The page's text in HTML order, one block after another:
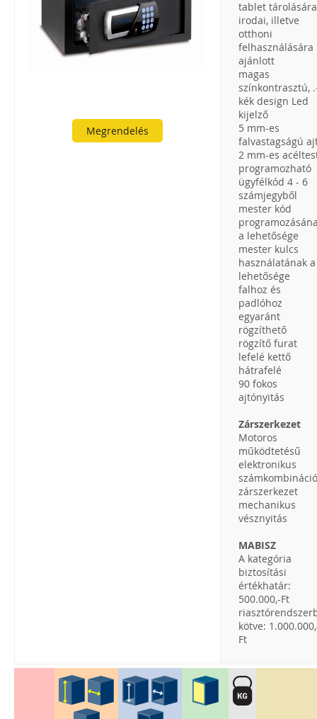
Megrendelés
tablet tárolására
irodai, illetve
otthoni
felhasználására
ajánlott
magas
színkontrasztú,
kék design Led
kijelző
5 mm-es
falvastagságú
2 mm-es
programozható
ügyfélkód 4 - 6
számjegyből
mester kód
a lehetősége
mester kulcs
használatának a
lehetősége
falhoz és
padlóhoz
egyaránt
rögzíthető
rögzítő furat
lefelé kettő
hátrafelé
90 fokos
ajtónyitás
Zárszerkezet
Motoros
működtetésű
elektronikus
zárszerkezet
mechanikus
vésznyitás
MABISZ
A kategória
biztosítási
értékhatár:
500.000,-Ft
kötve:
Ft